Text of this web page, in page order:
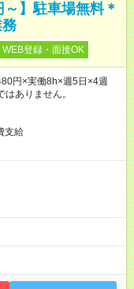
～】駐車場無料＊
WEB登録・面接OK
円×実働8h×週5日×4週
ありません。
支給